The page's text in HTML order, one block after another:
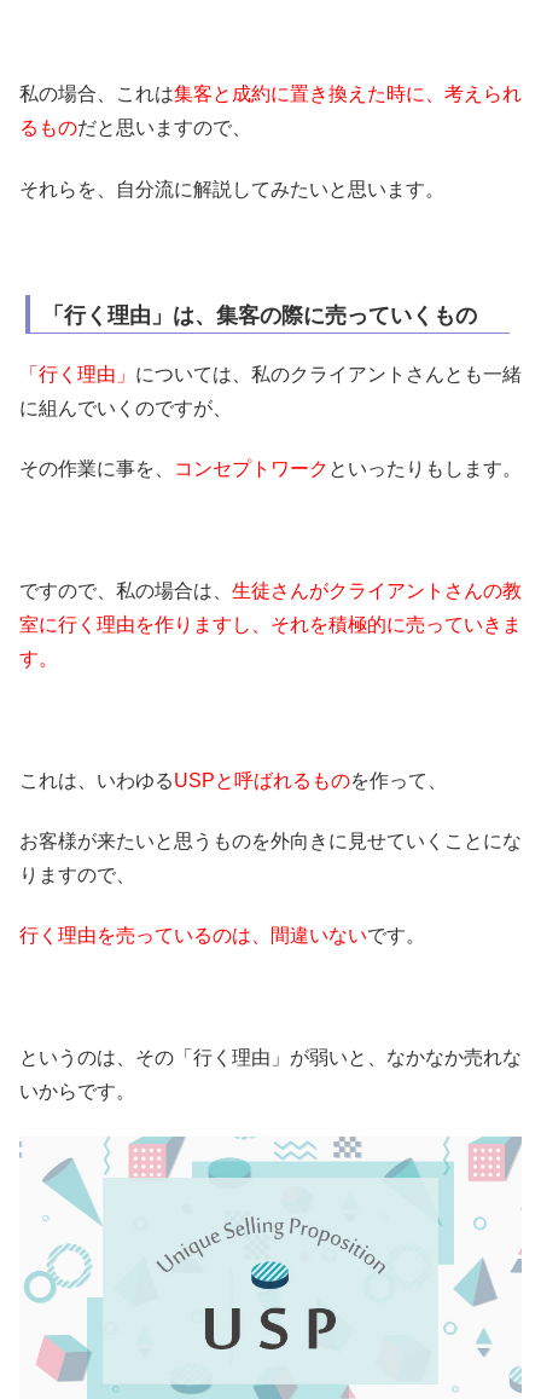
私の場合、これは集客と成約に置き換えた時に、考えられ
るものだと思いますので、
それらを、自分流に解説してみたいと思います。
「行く理由」は、集客の際に売っていくもの
「行く理由」 については、私のクライアントさんとも一緒
に組んでいくのですが、
その作業に事を、 コンセプトワーク といったりもします。
ですので、私の場合は、 生徒さんがクライアントさんの教
室に行く理由を作りますし、それを積極的に売っていきま
す。
これは、いわゆるUSPと呼ばれるものを作って、
お客様が来たいと思うものを外向きに見せていくことにな
りますので、
行く理由を売っているのは、間違いないです。
というのは、その「行く理由」が弱いと、なかなか売れな
いからです。